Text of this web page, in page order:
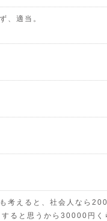
、適当。
考えると、社会人なら
ると思うから30000円く